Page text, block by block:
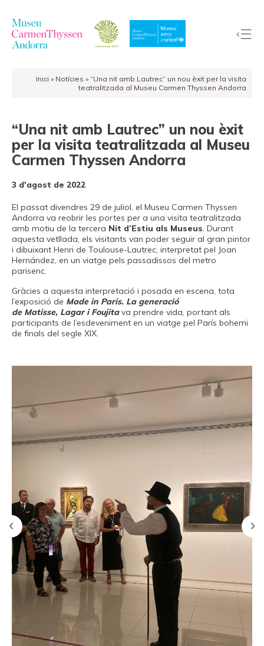
Inici » Notícies » “Una nit amb Lautrec” un nou èxit per la visita
teatralitzada al Museu Carmen Thyssen Andorra
“Una nit amb Lautrec” un nou èxit
per la visita teatralitzada al Museu
Carmen Thyssen Andorra
3 d'agost de 2022
El passat divendres 29 de juliol, el Museu Carmen Thyssen
Andorra va reobrir les portes per a una visita teatralitzada
amb motiu de la tercera Nit d’Estiu als Museus. Durant
aquesta vetllada, els visitants van poder seguir al gran pintor
i dibuixant Henri de Toulouse-Lautrec, interpretat pel Joan
Hernández, en un viatge pels passadissos del metro
parisenc.
Gràcies a aquesta interpretació i posada en escena, tota
l’exposició de Made in Paris. La generació
de Matisse, Lagar i Foujitava prendre vida, portant als
participants de l’esdeveniment en un viatge pel París bohemi
de finals del segle XIX.
El
Museu
Exposicions
EduCarmenThyssen
Activitats
Notícies
Botiga
Fundació
Museand
Amics
del
Localització
Français
Español
Entrades
Canal PRO